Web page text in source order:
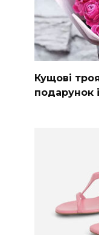
Кущові
подарунок